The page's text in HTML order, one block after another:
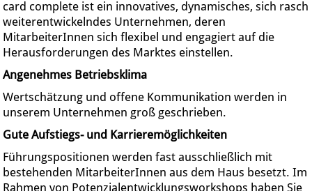
card complete ist ein innovatives, dynamisches, sich rasch
weiterentwickelndes Unternehmen, deren
MitarbeiterInnen sich flexibel und engagiert auf die
Herausforderungen des Marktes einstellen.
Angenehmes Betriebsklima
Wertschätzung und offene Kommunikation werden in
unserem Unternehmen groß geschrieben.
Gute Aufstiegs- und Karrieremöglichkeiten
Führungspositionen werden fast ausschließlich mit
bestehenden MitarbeiterInnen aus dem Haus besetzt. Im
Rahmen von Potenzialentwicklungsworkshops haben Sie